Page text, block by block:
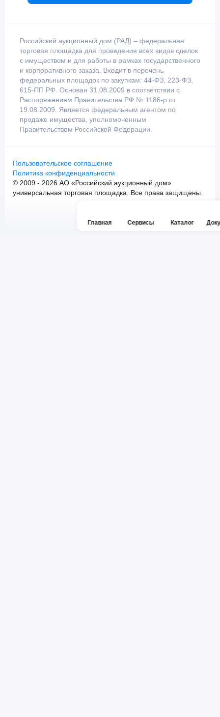
Главная Сервисы Каталог
Российский аукционный дом (РАД) – федеральная
торговая площадка для проведения всех видов сделок
с имуществом и для работы в рамках государственного
и корпоративного заказа. Входит в перечень
федеральных площадок по закупкам: 44-ФЗ, 223-ФЗ,
615-ПП РФ. Основан 31.08.2009 в соответствии с
Распоряжением Правительства РФ № 1186-р от
19.08.2009. Является федеральным агентом по
продаже имущества, уполномоченным
Правительством Российской Федерации.
Пользовательское соглашение
Политика конфиденциальности
© 2009 - 2026 АО «Российский аукционный дом»
универсальная торговая площадка. Все права защищены.